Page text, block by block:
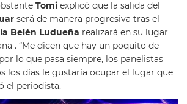
Tomi explicó que la salida del
será de manera progresiva tras el
Belén Ludueña realizará en su lugar
. “Me dicen que hay un poquito de
lo que pasa siempre, los panelistas
los días le gustaría ocupar el lugar que
el periodista.